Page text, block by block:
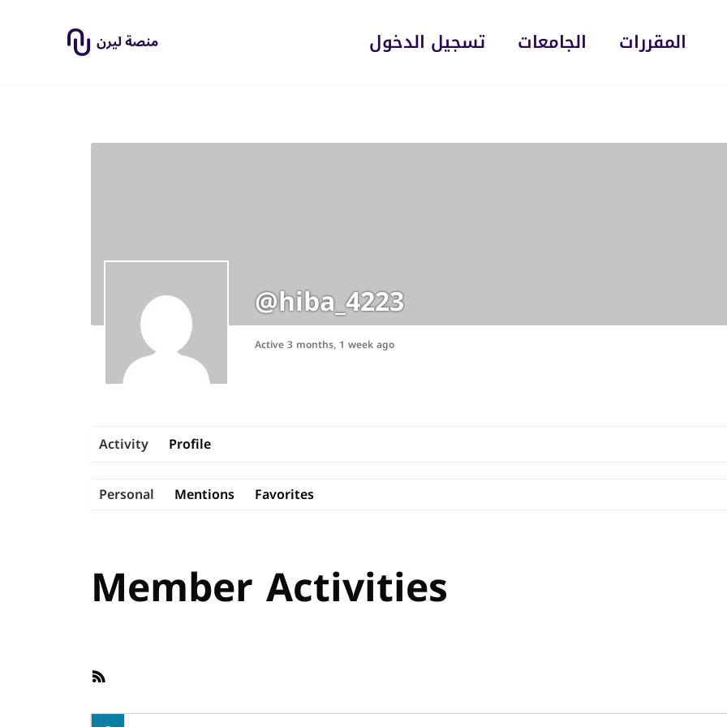
تسجيل الدخول الجامعات المقررات
@hiba_4223
Active 3 months, 1 week ago
Activity
Profile
Personal
Mentions Favorites
Member Activities
RSS